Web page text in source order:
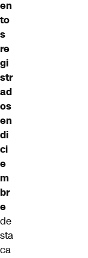
en
to
s
re
gi
str
ad
os
en
di
ci
e
m
br
e
de
sta
ca